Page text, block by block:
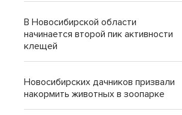
В Новосибирской области
начинается второй пик активности
клещей
Новосибирских дачников призвали
накормить животных в зоопарке